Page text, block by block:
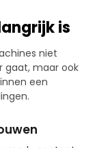
is
niet
gaat, maar ook
een